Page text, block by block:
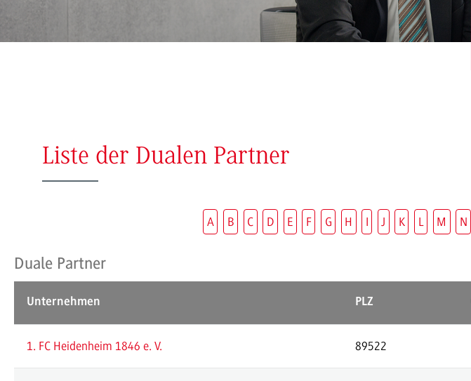
Liste der Dualen Partner
A B C D E F G H I J K L M N
Duale Partner
Unternehmen PLZ
1. FC Heidenheim 1846 e. V. 89522